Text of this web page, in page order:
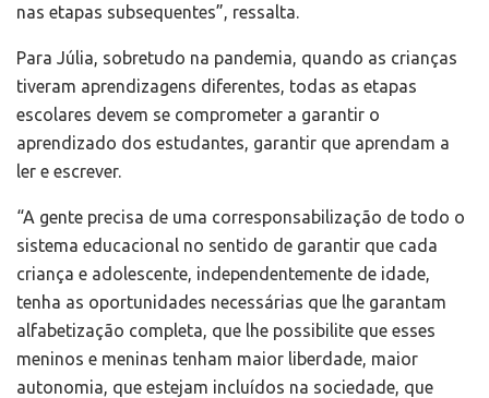
nas etapas subsequentes”, ressalta.
Para Júlia, sobretudo na pandemia, quando as crianças
tiveram aprendizagens diferentes, todas as etapas
escolares devem se comprometer a garantir o
aprendizado dos estudantes, garantir que aprendam a
ler e escrever.
“A gente precisa de uma corresponsabilização de todo o
sistema educacional no sentido de garantir que cada
criança e adolescente, independentemente de idade,
tenha as oportunidades necessárias que lhe garantam
alfabetização completa, que lhe possibilite que esses
meninos e meninas tenham maior liberdade, maior
autonomia, que estejam incluídos na sociedade, que